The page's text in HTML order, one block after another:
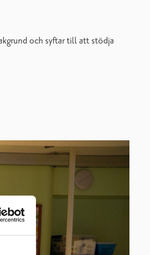
och syftar till att stödja